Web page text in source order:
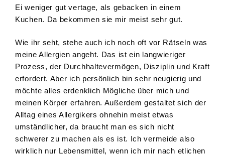
Ei weniger gut vertage, als gebacken in einem
Kuchen. Da bekommen sie mir meist sehr gut.
Wie ihr seht, stehe auch ich noch oft vor Rätseln was
meine Allergien angeht. Das ist ein langwieriger
Prozess, der Durchhaltevermögen, Disziplin und Kraft
erfordert. Aber ich persönlich bin sehr neugierig und
möchte alles erdenklich Mögliche über mich und
meinen Körper erfahren. Außerdem gestaltet sich der
Alltag eines Allergikers ohnehin meist etwas
umständlicher, da braucht man es sich nicht
schwerer zu machen als es ist. Ich vermeide also
wirklich nur Lebensmittel, wenn ich mir nach etlichen